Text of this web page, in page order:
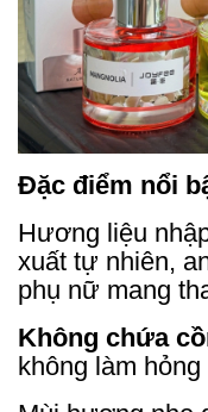
Đặc điểm nổi
Hương liệu
xuất tự nhiên,
phụ nữ mang
Không chứa
không làm